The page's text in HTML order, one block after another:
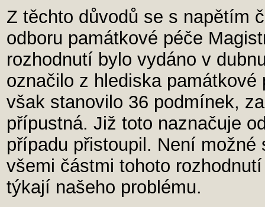
Z těchto důvodů se s napětím
odboru památkové péče
rozhodnutí bylo vydáno v
označilo z hlediska
však stanovilo 36 podmínek,
přípustná. Již toto naznačuje
případu přistoupil. Není možné
všemi částmi tohoto
týkají našeho problému.